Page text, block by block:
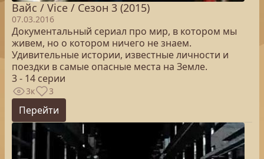
Вайс / Vice / Сезон 3 (2015)
07.03.2016
Документальный сериал про мир, в котором мы
живем, но о котором ничего не знаем.
Удивительные истории, известные личности и
поездки в самые опасные места на Земле.
3 - 14 серии
3к 3
Перейти